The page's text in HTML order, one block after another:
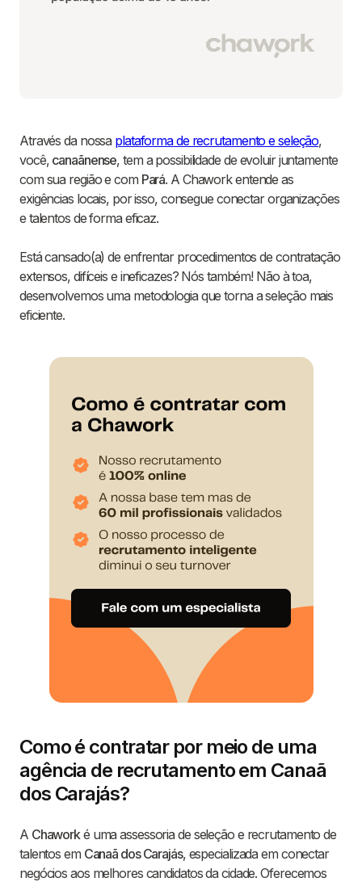
Através da nossa plataforma de recrutamento e seleção,
você, canaãnense, tem a possibilidade de evoluir juntamente
com sua região e com Pará. A Chawork entende as
exigências locais, por isso, consegue conectar organizações
e talentos de forma eficaz.
Está cansado(a) de enfrentar procedimentos de contratação
extensos, difíceis e ineficazes? Nós também! Não à toa,
desenvolvemos uma metodologia que torna a seleção mais
eficiente.
Como é contratar por meio de uma
agência de recrutamento em Canaã
dos Carajás?
A Chaworké uma assessoria de seleção e recrutamento de
talentos em Canaã dos Carajás, especializada em conectar
negócios aos melhores candidatos da cidade. Oferecemos